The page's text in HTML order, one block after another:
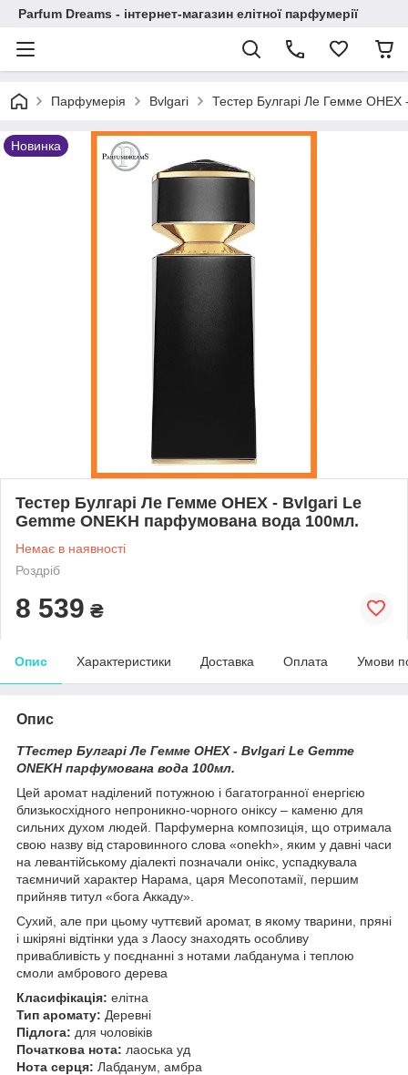
Parfum Dreams - інтернет-магазин елітної парфумерії
Парфумерія Bvlgari Тестер Булгарі Ле Гемме
Новинка
Тестер Булгарі Ле Гемме ОНЕХ - Bvlgari Le
Gemme ONEKH парфумована вода 100мл.
Немає в наявності
Роздріб
8 539 ₴
Опис Характеристики Доставка Оплата Умови
Опис
ТТестер Булгарі Ле Гемме ОНЕХ - Bvlgari Le Gemme
ONEKH парфумована вода 100мл.
Цей аромат наділений потужною і багатогранної енергією
близькосхідного непроникно-чорного оніксу – каменю для
сильних духом людей. Парфумерна композиція, що отримала
свою назву від старовинного слова «onekh», яким у давні часи
на левантійському діалекті позначали онікс, успадкувала
таємничий характер Нарама, царя Месопотамії, першим
прийняв титул «бога Аккаду».
Сухий, але при цьому чуттєвий аромат, в якому тварини, пряні
і шкіряні відтінки уда з Лаосу знаходять особливу
привабливість у поєднанні з нотами лабданума і теплою
смоли амбрового дерева
Класифікація: елітна
Тип аромату: Деревні
Підлога: для чоловіків
Початкова нота: лаоська уд
Нота серця: Лабданум, амбра